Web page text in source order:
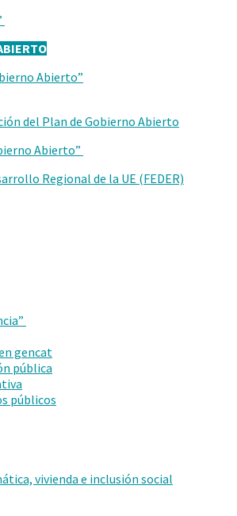
Abierto”
del Plan de Gobierno Abierto
Abierto”
Regional de la UE (FEDER)
”
gencat
pública
públicos
vivienda e inclusión social